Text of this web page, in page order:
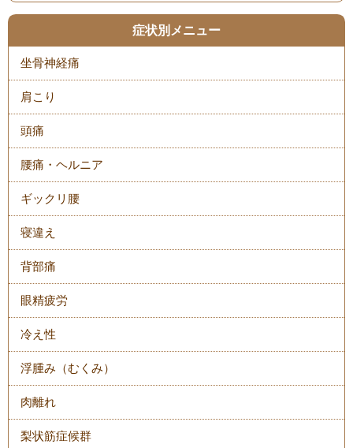
症状別メニュー
坐骨神経痛
肩こり
頭痛
腰痛・ヘルニア
ギックリ腰
寝違え
背部痛
眼精疲労
冷え性
浮腫み（むくみ）
肉離れ
梨状筋症候群